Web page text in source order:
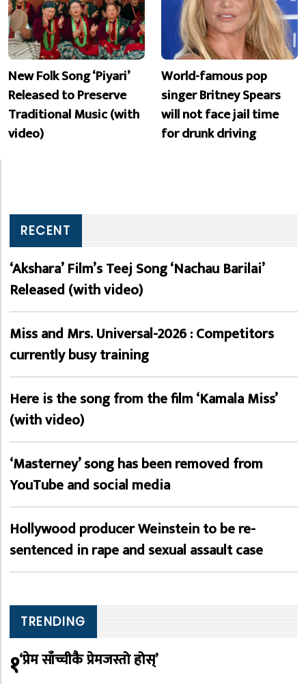
New Folk Song ‘Piyari’
Released to Preserve
Traditional Music (with
video)
World-famous pop
singer Britney Spears
will not face jail time
for drunk driving
RECENT
‘Akshara’ Film’s Teej Song ‘Nachau Barilai’
Released (with video)
Miss and Mrs. Universal-2026 : Competitors
currently busy training
Here is the song from the film ‘Kamala Miss’
(with video)
‘Masterney’ song has been removed from
YouTube and social media
Hollywood producer Weinstein to be re-
sentenced in rape and sexual assault case
TRENDING
१‘प्रेम साँच्चीकै प्रेमजस्तो होस्’